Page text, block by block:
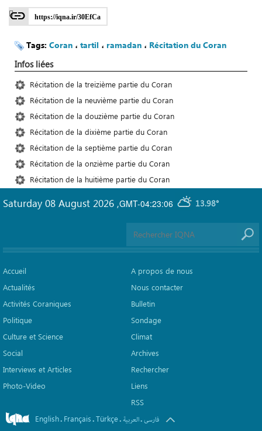
https://iqna.ir/30EfCa
Tags: Coran ، tartil ، ramadan ، Récitation du Coran
Infos liées
Récitation de la treizième partie du Coran
Récitation de la neuvième partie du Coran
Récitation de la douzième partie du Coran
Récitation de la dixième partie du Coran
Récitation de la septième partie du Coran
Récitation de la onzième partie du Coran
Récitation de la huitième partie du Coran
GMT-04:23:06 13.98°
Saturday 08 August 2026 ,
Accueil
Actualités
Activités Coraniques
Politique
Culture et Science
Social
Interviews et Articles
Photo-Video
A propos de nous
Nous contacter
Bulletin
Sondage
Climat
Archives
Rechercher
Liens
RSS
English. Français.Türkçe. العربیة.فارسی